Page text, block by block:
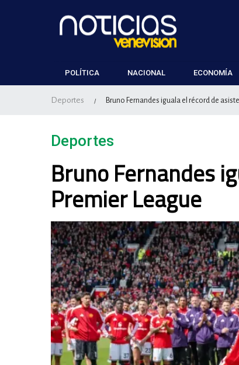
POLÍTICA NACIONAL ECONOMÍA
Deportes / Bruno Fernandes iguala el récord de
Deportes
Bruno Fernandes
Premier League